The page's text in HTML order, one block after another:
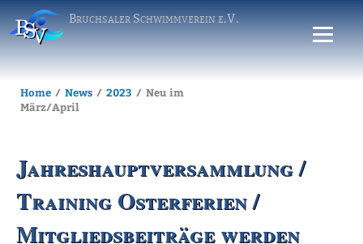
Bruchsaler Schwimmverein e.V.
Home News 2023
Neu im
März/April
Jahreshauptversammlung /
Training Osterferien /
Mitgliedsbeiträge werden